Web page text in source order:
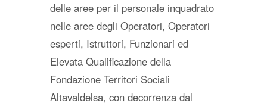
delle aree per il personale inquadrato
nelle aree degli Operatori, Operatori
esperti, Istruttori, Funzionari ed
Elevata Qualificazione della
Fondazione Territori Sociali
Altavaldelsa, con decorrenza dal